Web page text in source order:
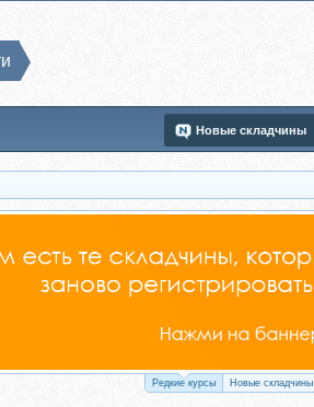
Новые складчины
Редкие курсы Новые складчины